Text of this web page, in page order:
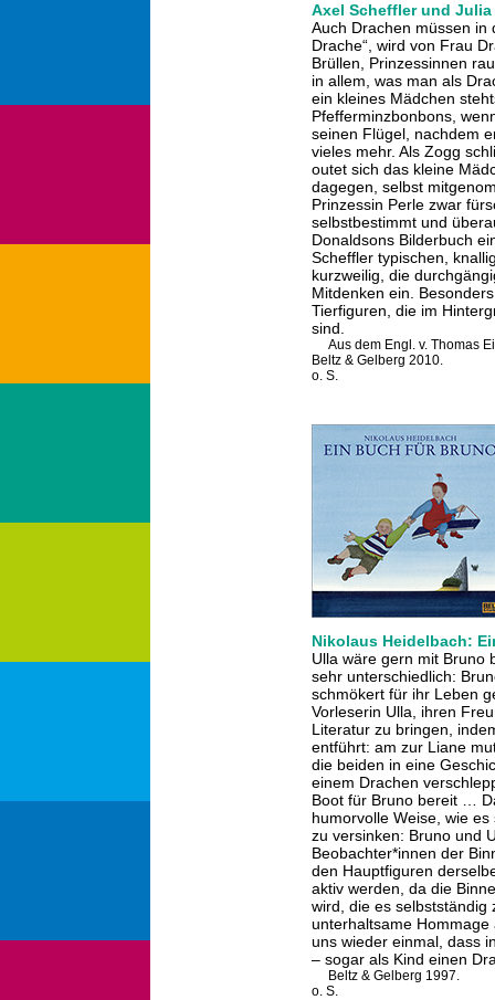
Axel Scheffler und
Auch Drachen müssen in
Drache“, wird von Frau
Brüllen, Prinzessinnen
in allem, was man als
ein kleines Mädchen
Pfefferminzbonbons,
seinen Flügel, nachdem
vieles mehr. Als Zogg
outet sich das kleine
dagegen, selbst
Prinzessin Perle zwar
selbstbestimmt und
Donaldsons Bilderbuch
Scheffler typischen,
kurzweilig, die
Mitdenken ein.
Tierfiguren, die im
sind.
Aus dem Engl. v. Thomas
Beltz & Gelberg 2010.
o. S.
Nikolaus Heidelbach:
Ulla wäre gern mit Bruno
sehr unterschiedlich:
schmökert für ihr Leben
Vorleserin Ulla, ihren
Literatur zu bringen,
entführt: am zur Liane
die beiden in eine
einem Drachen
Boot für Bruno bereit …
humorvolle Weise, wie
zu versinken: Bruno und
Beobachter*innen der
den Hauptfiguren
aktiv werden, da die
wird, die es selbstständig
unterhaltsame
uns wieder einmal, dass
– sogar als Kind einen
Beltz & Gelberg 1997.
o. S.